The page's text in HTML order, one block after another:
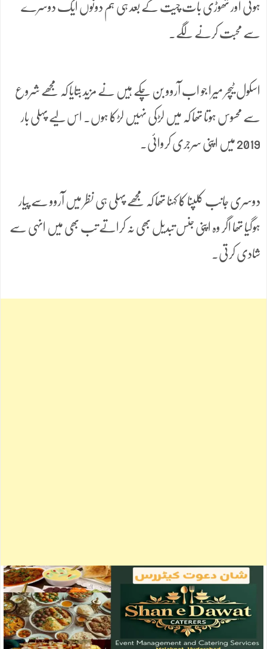
ہوئی اور تھوڑی بات چیت کے بعد ہی ہم دونوں ایک دوسرے
سے محبت کرنے لگے۔
اسکول ٹیچر میرا جو اب آروو بن چکے ہیں نے مزید بتایا کہ مجھے شروع
سے محسوس ہوتا تھا کہ میں لڑکی نہیں لڑکا ہوں۔ اس لیے پہلی بار
2019 میں اپنی سرجری کروائی۔
دوسری جانب کلپنا کا کہنا تھا کہ مجھے پہلی ہی نظر میں آروو سے پیار
ہوگیا تھا اگر وہ اپنی جنس تبدیل بھی نہ کراتے تب بھی میں انہی سے
شادی کرتی۔